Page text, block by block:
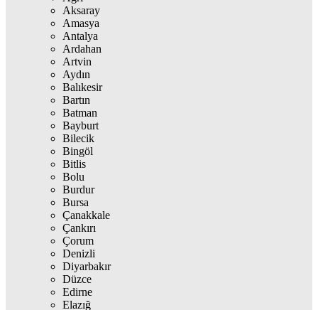
Aksaray
Amasya
Antalya
Ardahan
Artvin
Aydın
Balıkesir
Bartın
Batman
Bayburt
Bilecik
Bingöl
Bitlis
Bolu
Burdur
Bursa
Çanakkale
Çankırı
Çorum
Denizli
Diyarbakır
Düzce
Edirne
Elazığ